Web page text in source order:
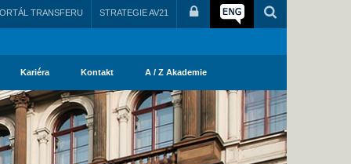
TRANSFERU STRATEGIE AV21
Kariéra Kontakt A / Z Akademie